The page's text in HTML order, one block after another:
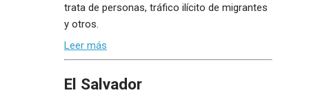
trata de personas, tráfico ilícito de migrantes
y otros.
Leer más
El Salvador